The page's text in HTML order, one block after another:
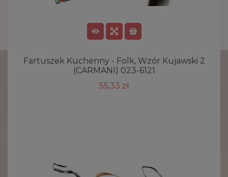
Fartuszek Kuchenny - Folk, Wzór Kujawski 2
(CARMANI) 023-6121
55,33 zł